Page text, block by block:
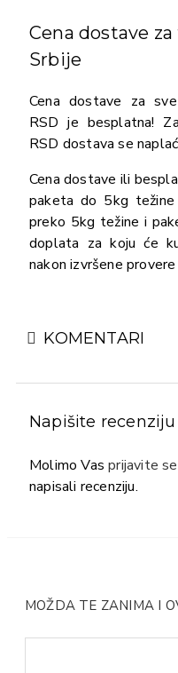
Cena dostave
Srbije
Cena dostave za
RSD je besplatna!
RSD dostava se
Cena dostave ili
paketa do 5kg težine
preko 5kg težine i
doplata za koju će
nakon izvršene
KOMENTARI
Napišite recenziju
Molimo Vasprijavite se
napisali recenziju.
MOŽDA TE ZANIMA I